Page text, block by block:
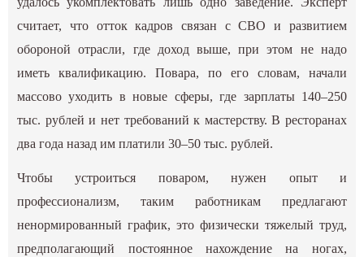
считает, что отток кадров связан с СВО и развитием
обороной отрасли, где доход выше, при этом не надо
иметь квалификацию. Повара, по его словам, начали
массово уходить в новые сферы, где зарплаты 140–250
тыс. рублей и нет требований к мастерству. В ресторанах
два года назад им платили 30–50 тыс. рублей.
Чтобы устроиться поваром, нужен опыт и
профессионализм, таким работникам предлагают
ненормированный график, это физически тяжелый труд,
предполагающий постоянное нахождение на ногах,